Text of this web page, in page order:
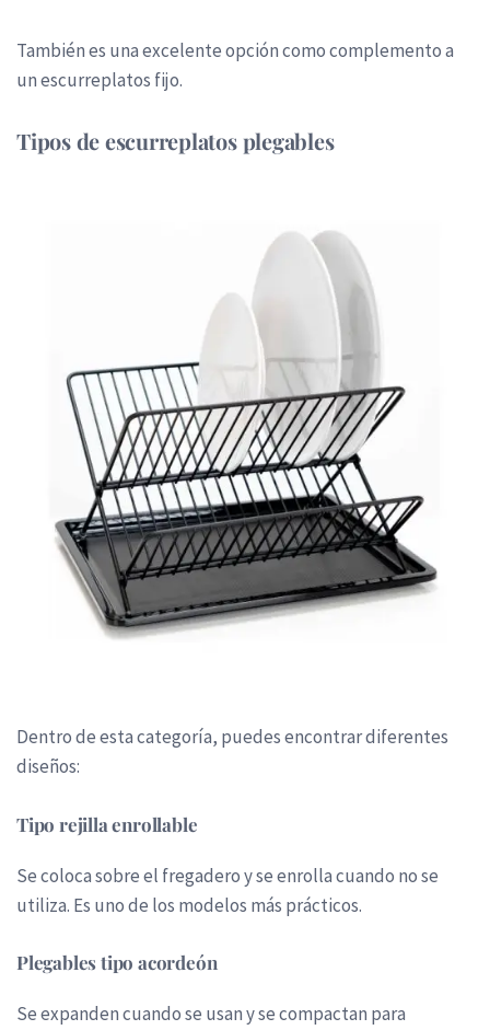
También es una excelente opción como complemento a
un escurreplatos fijo.
Tipos de escurreplatos plegables
Dentro de esta categoría, puedes encontrar diferentes
diseños:
Tipo rejilla enrollable
Se coloca sobre el fregadero y se enrolla cuando no se
utiliza. Es uno de los modelos más prácticos.
Plegables tipo acordeón
Se expanden cuando se usan y se compactan para